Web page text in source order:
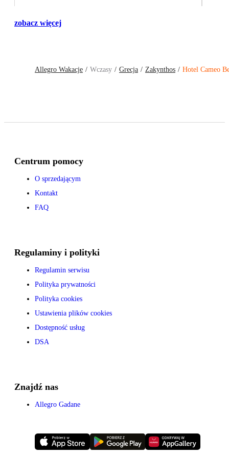
zobacz więcej
Allegro Wakacje Wczasy Grecja Zakynthos Hotel Cameo
Centrum pomocy
O sprzedającym
Kontakt
FAQ
Regulaminy i polityki
Regulamin serwisu
Polityka prywatności
Polityka cookies
Ustawienia plików cookies
Dostępność usług
DSA
Znajdź nas
Allegro Gadane